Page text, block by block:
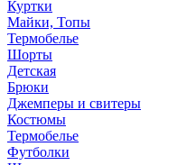
Куртки
Майки, Топы
Термобелье
Шорты
Детская
Брюки
Джемперы и свитеры
Костюмы
Термобелье
Футболки